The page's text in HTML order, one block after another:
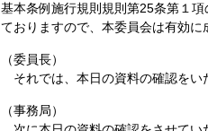
基本条例施行規則規則第25条第１
ておりますので、本委員会は有効に
（委員長）
それでは、本日の資料の確認をい
（事務局）